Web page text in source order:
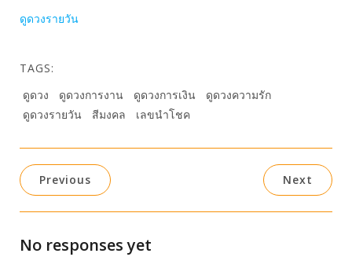
ดูดวงรายวัน
TAGS:
ดูดวง
ดูดวงการงาน ดูดวงการเงิน
ดูดวงความรัก
ดูดวงรายวัน
สีมงคล เลขนำโชค
Previous Next
No responses yet